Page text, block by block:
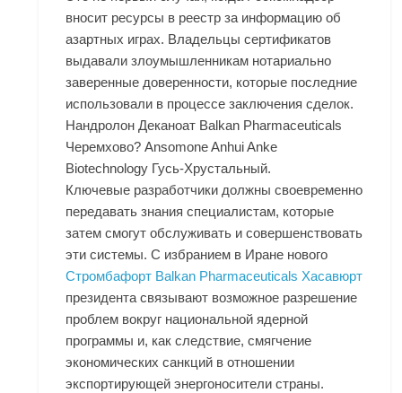
вносит ресурсы в реестр за информацию об
азартных играх. Владельцы сертификатов
выдавали злоумышленникам нотариально
заверенные доверенности, которые последние
использовали в процессе заключения сделок.
Нандролон Деканоат Balkan Pharmaceuticals
Черемхово? Ansomone Anhui Anke
Biotechnology Гусь-Хрустальный.
Ключевые разработчики должны своевременно
передавать знания специалистам, которые
затем смогут обслуживать и совершенствовать
эти системы. С избранием в Иране нового
Стромбафорт Balkan Pharmaceuticals Хасавюрт
президента связывают возможное разрешение
проблем вокруг национальной ядерной
программы и, как следствие, смягчение
экономических санкций в отношении
экспортирующей энергоносители страны.